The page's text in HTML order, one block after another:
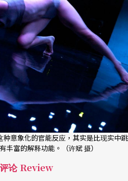
意象化的官能反应，其实是比现实中跳
丰富的解释功能。（许斌 摄）
论 Review